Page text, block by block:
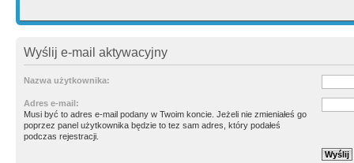
Wyślij e-mail aktywacyjny
Nazwa użytkownika:
Adres e-mail:
Musi być to adres e-mail podany w Twoim koncie. Jeżeli nie zmieniałeś go
poprzez panel użytkownika będzie to tez sam adres, który podałeś
podczas rejestracji.